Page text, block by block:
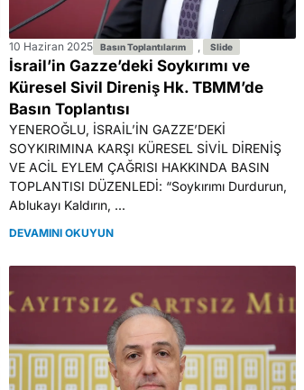
10 Haziran 2025 Basın Toplantılarım , Slide
İsrail’in Gazze’deki Soykırımı ve
Küresel Sivil Direniş Hk. TBMM’de
Basın Toplantısı
YENEROĞLU, İSRAİL’İN GAZZE’DEKİ
SOYKIRIMINA KARŞI KÜRESEL SİVİL DİRENİŞ
VE ACİL EYLEM ÇAĞRISI HAKKINDA BASIN
TOPLANTISI DÜZENLEDİ: “Soykırımı Durdurun,
Ablukayı Kaldırın, ...
DEVAMINI OKUYUN